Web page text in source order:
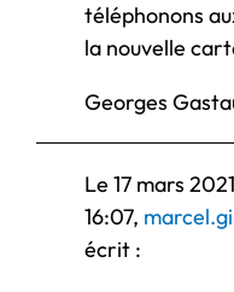
téléphonons
la nouvelle
Georges
Le 17 mars 2021
16:07,
écrit :